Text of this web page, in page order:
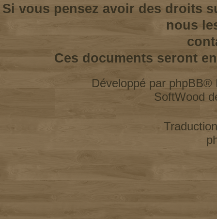
Si vous pensez avoir des droits
nous
Ces documents seront
Développé par phpBB®
SoftWood